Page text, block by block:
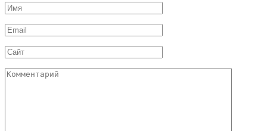
Имя
*
Email
*
Сайт
Комментарий